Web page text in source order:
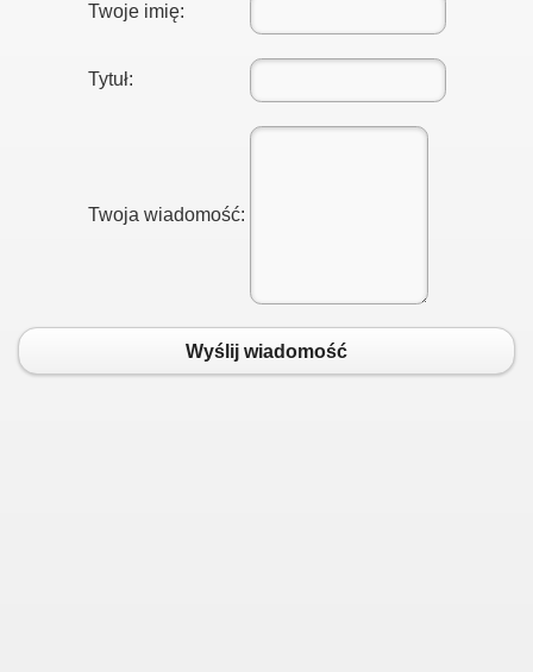
Twoje imię:
Tytuł:
Twoja wiadomość:
Wyślij wiadomość